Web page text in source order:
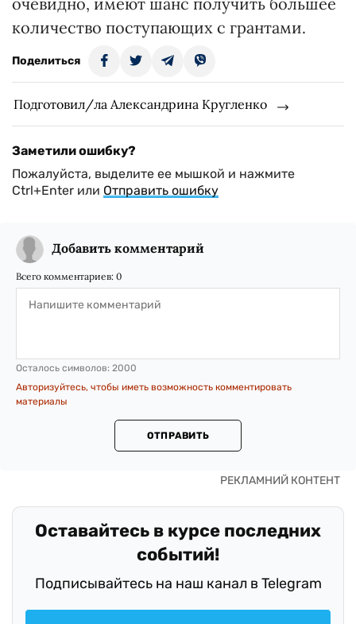
количество поступающих с грантами.
Поделиться
Подготовил/ла Александрина Кругленко
Заметили ошибку?
Пожалуйста, выделите ее мышкой и нажмите
Ctrl+Enter или Отправить ошибку
Добавить комментарий
Всего комментариев: 0
Осталось символов: 2000
Авторизуйтесь, чтобы иметь возможность комментировать
материалы
ОТПРАВИТЬ
Оставайтесь в курсе последних
событий!
Подписывайтесь на наш канал в Telegram